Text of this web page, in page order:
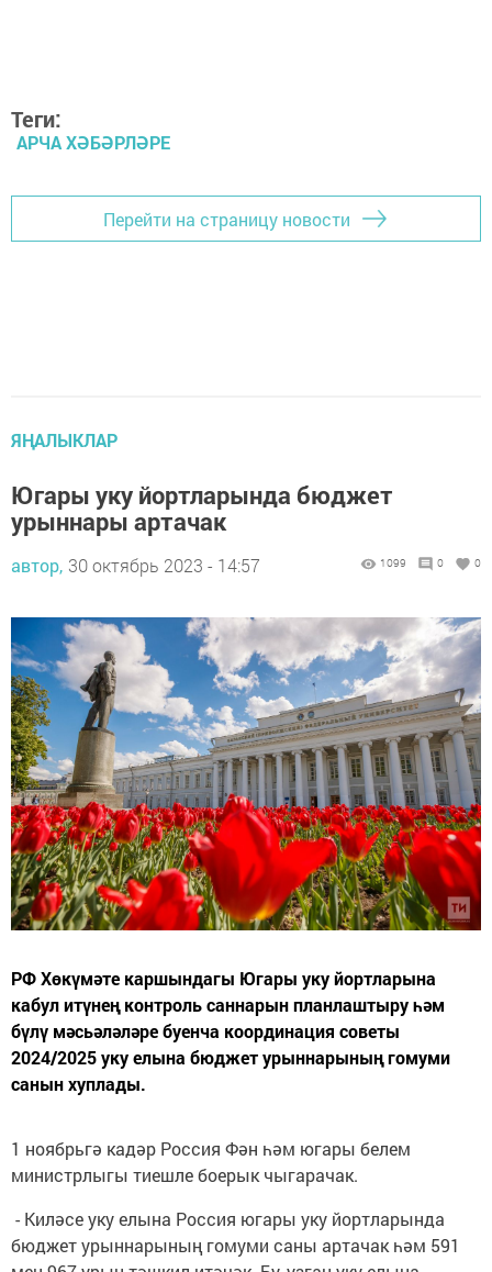
Теги:
АРЧА ХӘБӘРЛӘРЕ
Перейти на страницу новости
ЯҢАЛЫКЛАР
Югары уку йортларында бюджет
урыннары артачак
автор, 30 октябрь 2023 - 14:57 1099 0 0
РФ Хөкүмәте каршындагы Югары уку йортларына
кабул итүнең контроль саннарын планлаштыру һәм
бүлү мәсьәләләре буенча координация советы
2024/2025 уку елына бюджет урыннарының гомуми
санын хуплады.
1 ноябрьгә кадәр Россия Фән һәм югары белем
министрлыгы тиешле боерык чыгарачак.
- Киләсе уку елына Россия югары уку йортларында
бюджет урыннарының гомуми саны артачак һәм 591